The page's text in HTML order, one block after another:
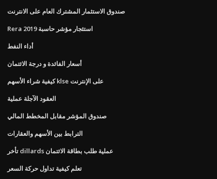
صندوق الاستثمار المشترك العام على الانترنت
Rera استئجار مؤشر حاسبة 2019
أداء النفط
أسعار الفائدة و درجة الائتمان
كيفية شراء الأسهم klse على الإنترنت
العقود الآجلة عملية
صندوق المؤشر مقابل المخطط المالي
الترابط بين الأسهم والعقارات
تأخر dillards عملية طلب بطاقة الائتمان
تعلم كيفية تداول حركة السعر